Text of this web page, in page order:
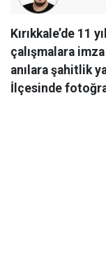
Kırıkkale’de 11
çalışmalara
anılara şahitlik
İlçesinde